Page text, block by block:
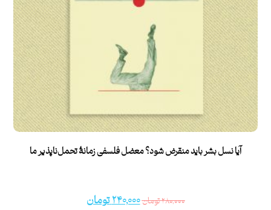
آیا نسل بشر باید منقرض شود؟ معضل فلسفی زمانۀ تحمل‌ناپذیر ما
۲۸۰,۰۰۰تومان۲۴۰,۰۰۰تومان